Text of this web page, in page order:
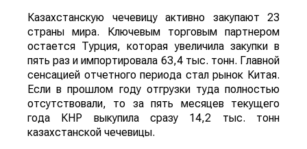
Казахстанскую чечевицу активно закупают 23
страны мира. Ключевым торговым партнером
остается Турция, которая увеличила закупки в
пять раз и импортировала 63,4 тыс. тонн. Главной
сенсацией отчетного периода стал рынок Китая.
Если в прошлом году отгрузки туда полностью
отсутствовали, то за пять месяцев текущего
года КНР выкупила сразу 14,2 тыс. тонн
казахстанской чечевицы.